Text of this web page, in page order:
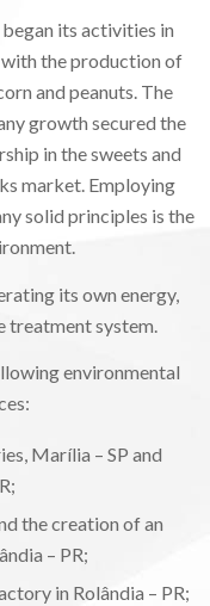
its activities in
the production of
and peanuts. The
growth secured the
in the sweets and
market. Employing
solid principles is the
its own energy,
treatment system.
environmental
Marília – SP and
the creation of an
– PR;
in Rolândia – PR;